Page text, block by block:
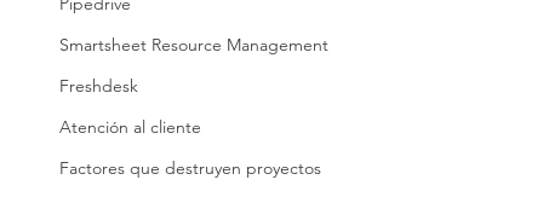
Smartsheet Resource Management
Freshdesk
Atención al cliente
Factores que destruyen proyectos